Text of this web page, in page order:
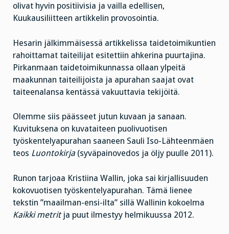
olivat hyvin positiivisia ja vailla edellisen,
Kuukausiliitteen artikkelin provosointia.
Hesarin jälkimmäisessä artikkelissa taidetoimikuntien
rahoittamat taiteilijat esitettiin ahkerina puurtajina.
Pirkanmaan taidetoimikunnassa ollaan ylpeitä
maakunnan taiteilijoista ja apurahan saajat ovat
taiteenalansa kentässä vakuuttavia tekijöitä.
Olemme siis päässeet jutun kuvaan ja sanaan.
Kuvituksena on kuvataiteen puolivuotisen
työskentelyapurahan saaneen Sauli Iso-Lähteenmäen
teos Luontokirja (syväpainovedos ja öljy puulle 2011).
Runon tarjoaa Kristiina Wallin, joka sai kirjallisuuden
kokovuotisen työskentelyapurahan. Tämä lienee
tekstin ”maailman-ensi-ilta” sillä Wallinin kokoelma
Kaikki metritja puut ilmestyy helmikuussa 2012.